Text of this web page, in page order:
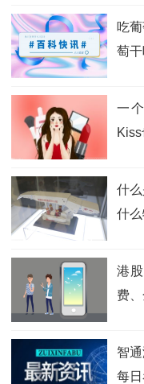
吃
萄干
一
什
什么
港
费
智
每